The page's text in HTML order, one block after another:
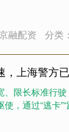
融配资 分类
上海警方
限长标准行
，通过“逃卡